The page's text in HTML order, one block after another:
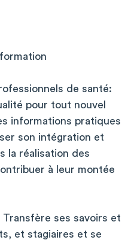
de santé:
pour tout nouvel
informations pratiques
son intégration et
la réalisation des
à leur montée
ses savoirs et
et stagiaires et se